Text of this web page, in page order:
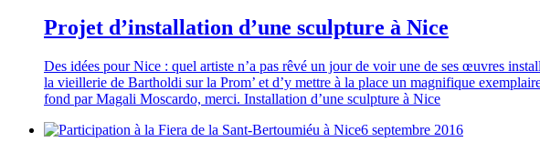
Projet d’installation d’une sculpture à Nice
Des idées pour Nice : quel artiste n’a pas rêvé un jour de voir une de ses œuvres
la vieillerie de Bartholdi sur la Prom’ et d’y mettre à la place un magnifique
fond par Magali Moscardo, merci. Installation d’une sculpture à Nice
6 septembre 2016